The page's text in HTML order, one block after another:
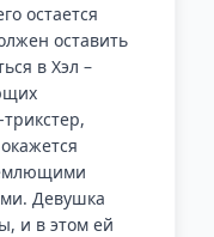
остается
оставить
в Хэл –
Девушка
и в этом ей